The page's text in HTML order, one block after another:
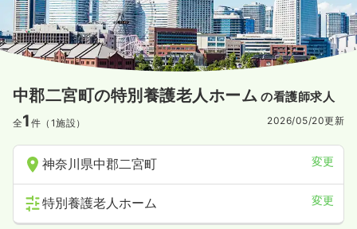
中郡二宮町の特別養護老人ホーム の看護師求人
全1 件（1施設） 2026/05/20更新
神奈川県中郡二宮町 変更
特別養護老人ホーム 変更